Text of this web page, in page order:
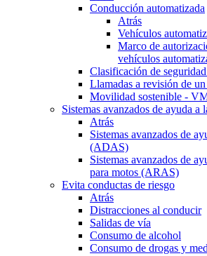
Conducción automatizada
Atrás
Vehículos
Marco de
vehículos
Clasificación de
Llamadas a revisión de
Movilidad sostenible -
Sistemas avanzados de ayuda a
Atrás
Sistemas avanzados de
(ADAS)
Sistemas avanzados de
para motos (ARAS)
Evita conductas de riesgo
Atrás
Distracciones al conducir
Salidas de vía
Consumo de alcohol
Consumo de drogas y